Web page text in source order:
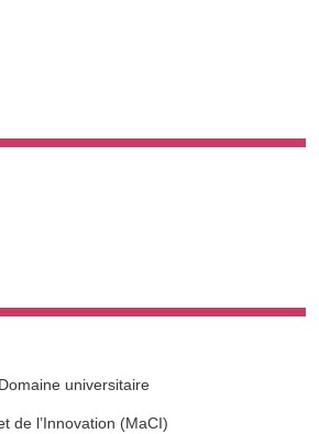
universitaire
de l’Innovation (MaCI)